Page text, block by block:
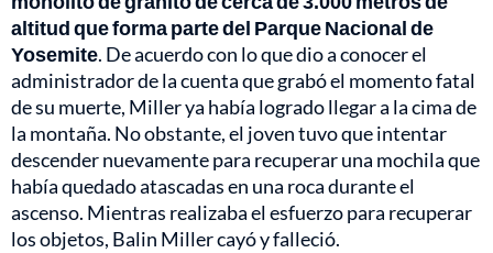
altitud que forma parte del Parque Nacional de
Yosemite. De acuerdo con lo que dio a conocer el
administrador de la cuenta que grabó el momento fatal
de su muerte, Miller ya había logrado llegar a la cima de
la montaña. No obstante, el joven tuvo que intentar
descender nuevamente para recuperar una mochila que
había quedado atascadas en una roca durante el
ascenso. Mientras realizaba el esfuerzo para recuperar
los objetos, Balin Miller cayó y falleció.